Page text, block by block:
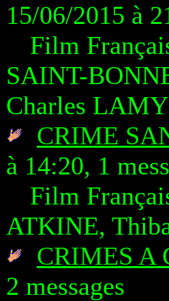
15/06/2015 à
Film
SAINT-
Charles LAMY
CRIME
à 14:20, 1
Film
ATKINE,
CRIMES A
2 messages